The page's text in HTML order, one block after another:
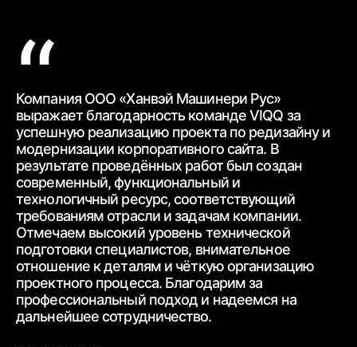
Компания ООО «Ханвэй Машинери Рус»
выражает благодарностькоманде VIQQ за
успешную реализацию проекта по редизайну и
модернизации корпоративного сайта. В
результате проведённых работ был создан
современный,функциональный и
технологичный ресурс, соответствующий
требованиямотрасли и задачам компании.
Отмечаем высокий уровень технической
подготовки специалистов, внимательное
отношение к деталям и чёткуюорганизацию
проектного процесса. Благодарим за
профессиональный подход и надеемся на
дальнейшеесотрудничество.